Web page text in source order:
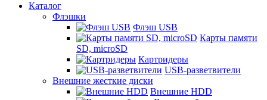
Каталог
Флэшки
Флэш USB
Карты памяти
SD, microSD
Картридеры
USB-разветвители
Внешние жесткие диски
Внешние HDD